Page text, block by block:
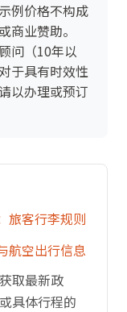
例价格不构成
商业赞助。
问（10年以
于具有时效性
以办理或预订
旅客行李规则
航空出行信息
取最新政
具体行程的